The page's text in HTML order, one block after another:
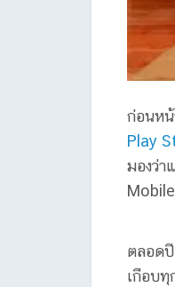
ก่อนหน้
Play
มองว่า
ตลอด
เกือบทุ